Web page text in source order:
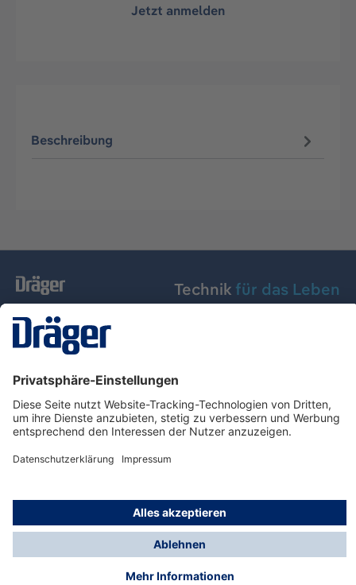
Jetzt anmelden
Beschreibung
Technik für das Leben
Dräger Austria GmbH
Über Dräger
Informationen
© Dräger Austria GmbH, 2024
* Alle Preise exkl. gesetzl. Mehrwertsteuer zzgl.
Versandkosten und ggf. Nachnahmegebühren, wenn
nicht anders angegeben.